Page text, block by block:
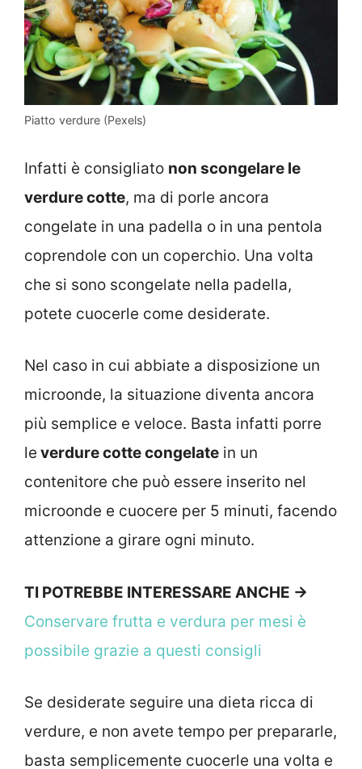
Piatto verdure (Pexels)
Infatti è consigliato non scongelare le
verdure cotte, ma di porle ancora
congelate in una padella o in una pentola
coprendole con un coperchio. Una volta
che si sono scongelate nella padella,
potete cuocerle come desiderate.
Nel caso in cui abbiate a disposizione un
microonde, la situazione diventa ancora
più semplice e veloce. Basta infatti porre
le verdure cotte congelate in un
contenitore che può essere inserito nel
microonde e cuocere per 5 minuti, facendo
attenzione a girare ogni minuto.
TI POTREBBE INTERESSARE ANCHE ->
Conservare frutta e verdura per mesi è
possibile grazie a questi consigli
Se desiderate seguire una dieta ricca di
verdure, e non avete tempo per prepararle,
basta semplicemente cuocerle una volta e